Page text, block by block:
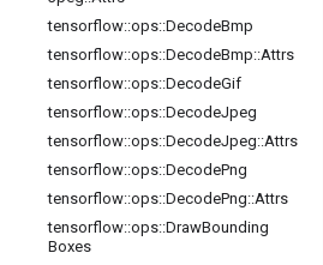
tensorflow::ops::DecodeBmp
tensorflow::ops::DecodeBmp::Attrs
tensorflow::ops::DecodeGif
tensorflow::ops::DecodeJpeg
tensorflow::ops::DecodeJpeg::Attrs
tensorflow::ops::DecodePng
tensorflow::ops::DecodePng::Attrs
tensorflow::ops::DrawBounding
Boxes